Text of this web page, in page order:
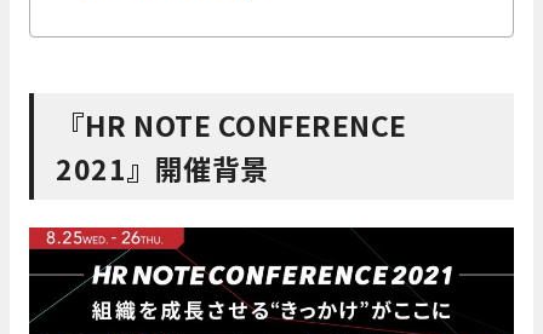
『HR NOTE CONFERENCE
2021』開催背景